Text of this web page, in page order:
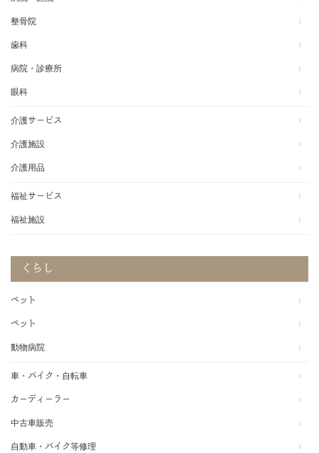
整骨院
歯科
病院・診療所
眼科
介護サービス
介護施設
介護用品
福祉サービス
福祉施設
くらし
ペット
ペット
動物病院
車・バイク・自転車
カーディーラー
中古車販売
自動車・バイク等修理